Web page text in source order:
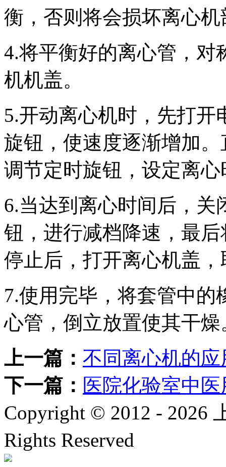
衡，否则将会损坏离心
4.将平衡好的离心管，对
机机盖。
5.开动离心机时，先打
旋钮，使速度逐渐增加
调节定时旋钮，设定离心
6.当达到离心时间后，关
钮，进行减档降速，最
停止后，打开离心机盖
7.使用完毕，将套管中
心管，倒立放置使其干燥
上一篇： 不同离心机的应
下一篇： 医院化验室中
Copyright © 2012 - 2026
Rights Reserved